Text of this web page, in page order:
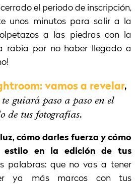
el periodo de inscripción,
unos minutos para salir a la
a las piedras con la
rabia por no haber llegado a
vamos a revelar,
te guiará paso a paso en el
de tus fotografías.
cómo darles fuerza y cómo
en la edición de tus
palabras: que no vas a tener
ya más marcos con tus